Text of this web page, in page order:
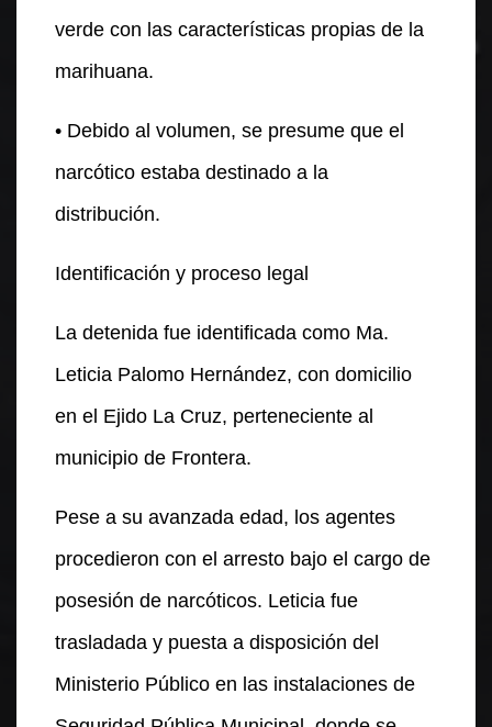
verde con las características propias de la
marihuana.
• Debido al volumen, se presume que el
narcótico estaba destinado a la
distribución.
Identificación y proceso legal
La detenida fue identificada como Ma.
Leticia Palomo Hernández, con domicilio
en el Ejido La Cruz, perteneciente al
municipio de Frontera.
Pese a su avanzada edad, los agentes
procedieron con el arresto bajo el cargo de
posesión de narcóticos. Leticia fue
trasladada y puesta a disposición del
Ministerio Público en las instalaciones de